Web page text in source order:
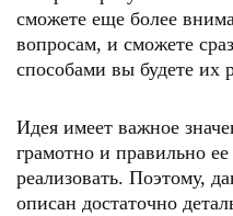
сможете еще более
вопросам, и сможете
способами вы будете их
Идея имеет важное
грамотно и правильно
реализовать. Поэтому,
описан достаточно